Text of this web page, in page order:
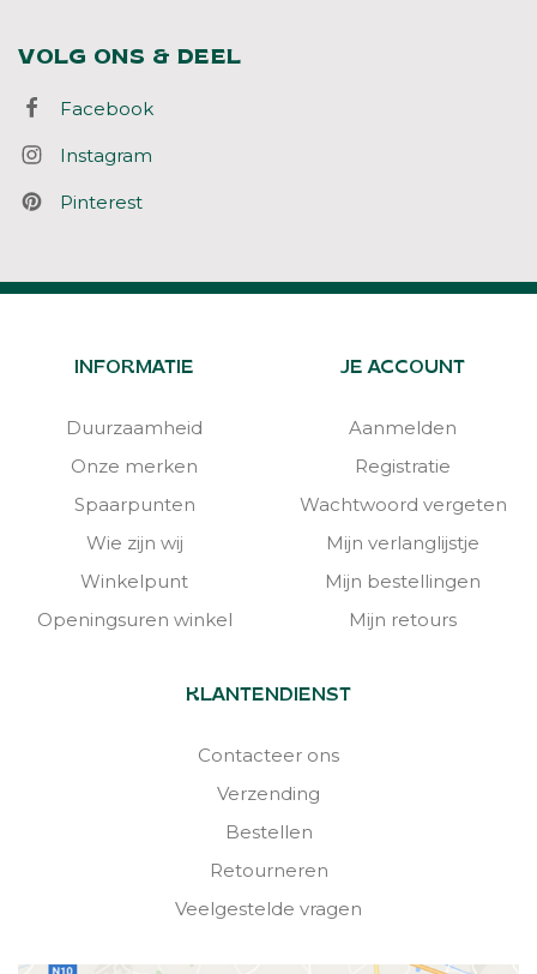
VOLG ONS & DEEL
Facebook
Instagram
Pinterest
INFORMATIE
Duurzaamheid
Onze merken
Spaarpunten
Wie zijn wij
Winkelpunt
Openingsuren winkel
JE ACCOUNT
Aanmelden
Registratie
Wachtwoord vergeten
Mijn verlanglijstje
Mijn bestellingen
Mijn retours
KLANTENDIENST
Contacteer ons
Verzending
Bestellen
Retourneren
Veelgestelde vragen